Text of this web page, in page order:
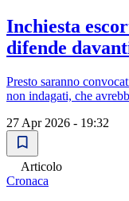
Inchiesta
difende
Presto saranno
non indagati, che
27 Apr 2026 - 19:32
Articolo
Cronaca